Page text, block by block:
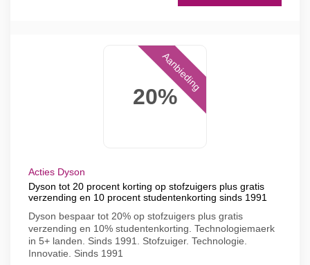
20%
Aanbieding
Acties Dyson
Dyson tot 20 procent korting op stofzuigers plus gratis
verzending en 10 procent studentenkorting sinds 1991
Dyson bespaar tot 20% op stofzuigers plus gratis
verzending en 10% studentenkorting. Technologiemaerk
in 5+ landen. Sinds 1991. Stofzuiger. Technologie.
Innovatie. Sinds 1991